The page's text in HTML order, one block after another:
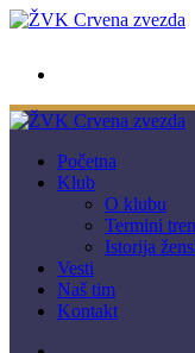
Početna
Klub
O klubu
Termini
Istorija
Vesti
Naš tim
Kontakt